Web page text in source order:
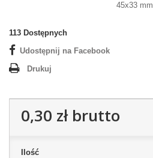
45x33 mm
113 Dostępnych
Udostępnij na Facebook
Drukuj
0,30 złbrutto
Ilość